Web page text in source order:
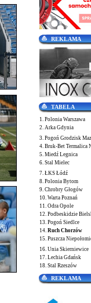
REKLAMA
TABELA
1. Polonia Warszawa
2. Arka Gdynia
3. Pogoń Grodzisk
4. Bruk-Bet Termalica
5. Miedź Legnica
6. Stal Mielec
7. ŁKS Łódź
8. Polonia Bytom
9. Chrobry Głogów
10. Warta Poznań
11. Odra Opole
12. Podbeskidzie
13. Pogoń Siedlce
14. Ruch Chorzów
15. Puszcza
16. Unia Skierniewice
17. Lechia Gdańsk
18. Stal Rzeszów
REKLAMA